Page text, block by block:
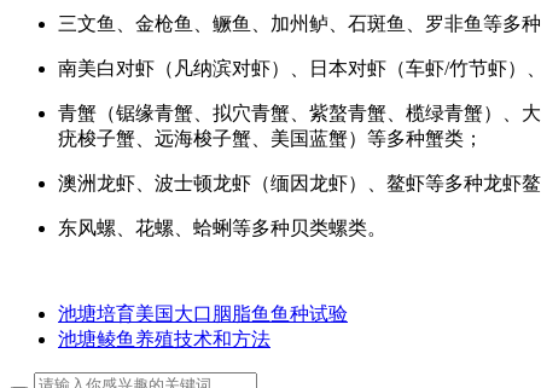
三文鱼、金枪鱼、鳜鱼、加州鲈、石斑鱼、罗非鱼等多
南美白对虾（凡纳滨对虾）、日本对虾（车虾/竹节虾）
青蟹（锯缘青蟹、拟穴青蟹、紫螯青蟹、榄绿青蟹）、
疣梭子蟹、远海梭子蟹、美国蓝蟹）等多种蟹类；
澳洲龙虾、波士顿龙虾（缅因龙虾）、鳌虾等多种龙虾
东风螺、花螺、蛤蜊等多种贝类螺类。
池塘培育美国大口胭脂鱼鱼种试验
池塘鲮鱼养殖技术和方法